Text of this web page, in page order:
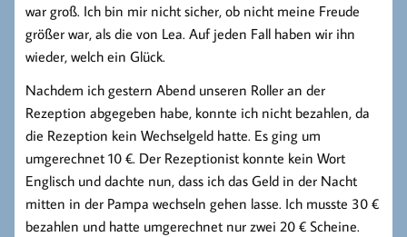
war groß. Ich bin mir nicht sicher, ob nicht meine Freude
größer war, als die von Lea. Auf jeden Fall haben wir ihn
wieder, welch ein Glück.
Nachdem ich gestern Abend unseren Roller an der
Rezeption abgegeben habe, konnte ich nicht bezahlen, da
die Rezeption kein Wechselgeld hatte. Es ging um
umgerechnet 10 €. Der Rezeptionist konnte kein Wort
Englisch und dachte nun, dass ich das Geld in der Nacht
mitten in der Pampa wechseln gehen lasse. Ich musste 30 €
bezahlen und hatte umgerechnet nur zwei 20 € Scheine.